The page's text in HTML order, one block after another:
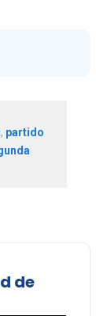
, partido
de